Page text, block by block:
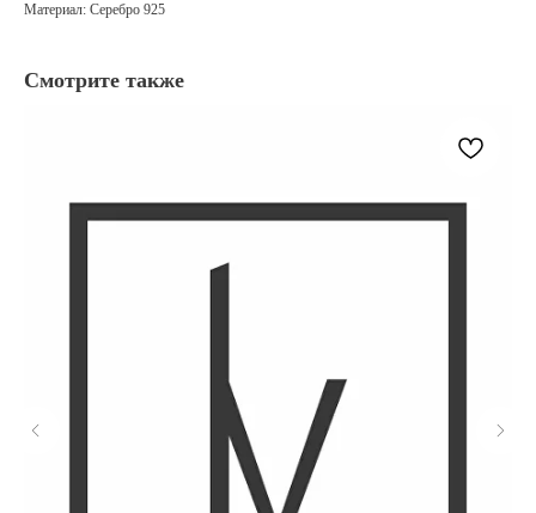
Материал: Серебро 925
Смотрите также